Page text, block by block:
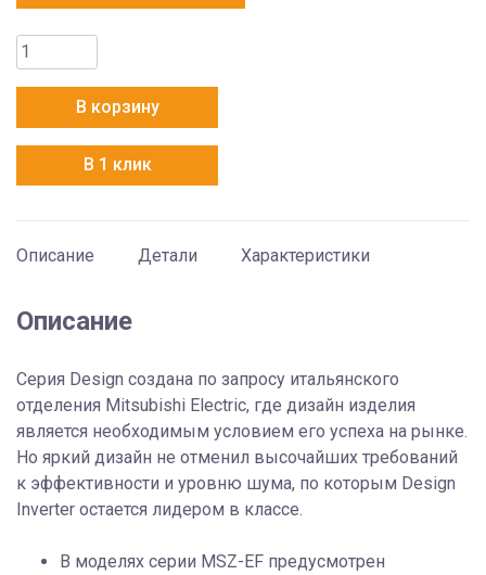
Количество
товара
Mitsubishi
Electric
MSZ-
EF22VGKS
В корзину
В 1 клик
Описание Детали Характеристики
Описание
Серия Design создана по запросу итальянского
отделения Mitsubishi Electric, где дизайн изделия
является необходимым условием его успеха на рынке.
Но яркий дизайн не отменил высочайших требований
к эффективности и уровню шума, по которым Design
Inverter остается лидером в классе.
В моделях серии MSZ-EF предусмотрен